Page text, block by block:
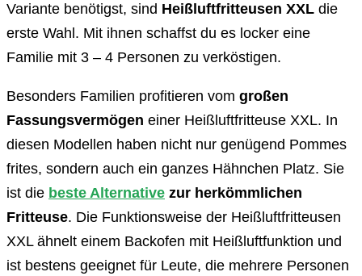
Variante benötigst, sind Heißluftfritteusen XXL die
erste Wahl. Mit ihnen schaffst du es locker eine
Familie mit 3 – 4 Personen zu verköstigen.
Besonders Familien profitieren vom großen
Fassungsvermögen einer Heißluftfritteuse XXL. In
diesen Modellen haben nicht nur genügend Pommes
frites, sondern auch ein ganzes Hähnchen Platz. Sie
ist die beste Alternative zur herkömmlichen
Fritteuse. Die Funktionsweise der Heißluftfritteusen
XXL ähnelt einem Backofen mit Heißluftfunktion und
ist bestens geeignet für Leute, die mehrere Personen